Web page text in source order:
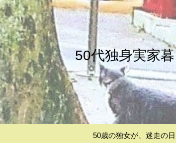
50代独身実家
50歳の独女が、迷走の日